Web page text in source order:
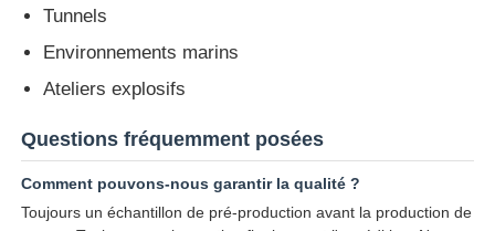
Tunnels
Environnements marins
Ateliers explosifs
Questions fréquemment posées
Comment pouvons-nous garantir la qualité ?
Toujours un échantillon de pré-production avant la production de